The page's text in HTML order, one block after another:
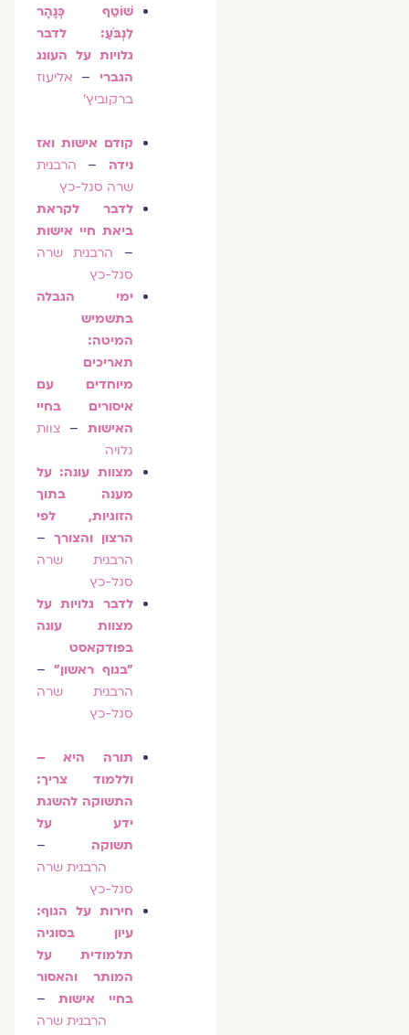
שׁוֹטֵף כְּנָהָר
לִנְבֹּעַ: לדבר
גלויות על העונג
הגברי–אליעוז
ברקוביץ'
קודם אישות ואז
נידה–
הרבנית
שרה סגל-כץ
לדבר לקראת
ביאת חיי אישות
–
הרבנית שרה
סגל-כץ
ימי הגבלה
בתשמיש
המיטה:
תאריכים
מיוחדים עם
איסורים בחיי
האישות–צוות
גלויה
מצוות עונה: על
מענה בתוך
הזוגיות, לפי
הרצון והצורך–
הרבנית שרה
סגל-כץ
לדבר גלויות על
מצוות עונה
בפודקאסט
״בגוף ראשון״–
הרבנית שרה
סגל-כץ
תורה היא –
וללמוד צריך:
התשוקה להשגת
ידע על
תשוקה–
הרבנית שרה
סגל-כץ
חירות על הגוף:
עיון בסוגיה
תלמודית על
המותר והאסור
בחיי אישות–
הרבנית שרה